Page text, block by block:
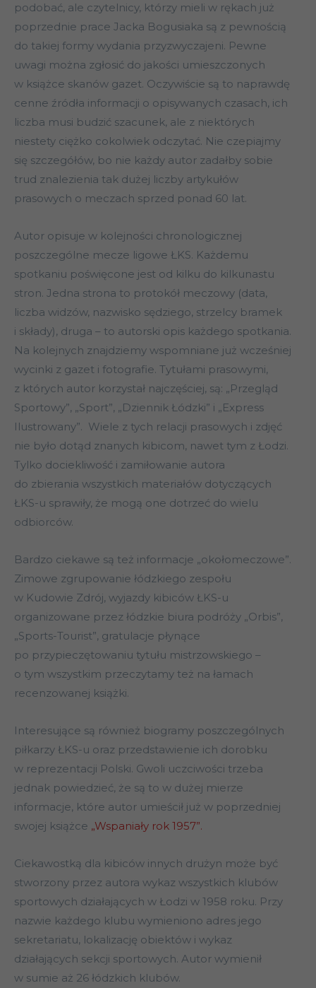
podobać, ale czytelnicy, którzy mieli w rękach już
poprzednie prace Jacka Bogusiaka są z pewnością
do takiej formy wydania przyzwyczajeni. Pewne
uwagi można zgłosić do jakości umieszczonych
w książce skanów gazet. Oczywiście są to naprawdę
cenne źródła informacji o opisywanych czasach, ich
liczba musi budzić szacunek, ale z niektórych
niestety ciężko cokolwiek odczytać. Nie czepiajmy
się szczegółów, bo nie każdy autor zadałby sobie
trud znalezienia tak dużej liczby artykułów
prasowych o meczach sprzed ponad 60 lat.
Autor opisuje w kolejności chronologicznej
poszczególne mecze ligowe ŁKS. Każdemu
spotkaniu poświęcone jest od kilku do kilkunastu
stron. Jedna strona to protokół meczowy (data,
liczba widzów, nazwisko sędziego, strzelcy bramek
i składy), druga ­– to autorski opis każdego spotkania.
Na kolejnych znajdziemy wspomniane już wcześniej
wycinki z gazet i fotografie. Tytułami prasowymi,
z których autor korzystał najczęściej, są: „Przegląd
Sportowy”, „Sport”, „Dziennik Łódzki” i „Express
Ilustrowany”. ­Wiele z tych relacji prasowych i zdjęć
nie było dotąd znanych kibicom, nawet tym z Łodzi.
Tylko dociekliwość i zamiłowanie autora
do zbierania wszystkich materiałów dotyczących
ŁKS-u sprawiły, że mogą one dotrzeć do wielu
odbiorców.
Bardzo ciekawe są też informacje „okołomeczowe”.
Zimowe zgrupowanie łódzkiego zespołu
w Kudowie Zdrój, wyjazdy kibiców ŁKS-u
organizowane przez łódzkie biura podróży „Orbis”,
„Sports-Tourist”, gratulacje płynące
po przypieczętowaniu tytułu mistrzowskiego –
o tym wszystkim przeczytamy też na łamach
recenzowanej książki.
Interesujące są również biogramy poszczególnych
piłkarzy ŁKS-u oraz przedstawienie ich dorobku
w reprezentacji Polski. Gwoli uczciwości trzeba
jednak powiedzieć, że są to w dużej mierze
informacje, które autor umieścił już w poprzedniej
swojej książce „Wspaniały rok 1957”.
Ciekawostką dla kibiców innych drużyn może być
stworzony przez autora wykaz wszystkich klubów
sportowych działających w Łodzi w 1958 roku. Przy
nazwie każdego klubu wymieniono adres jego
sekretariatu, lokalizację obiektów i wykaz
działających sekcji sportowych. Autor wymienił
w sumie aż 26 łódzkich klubów.